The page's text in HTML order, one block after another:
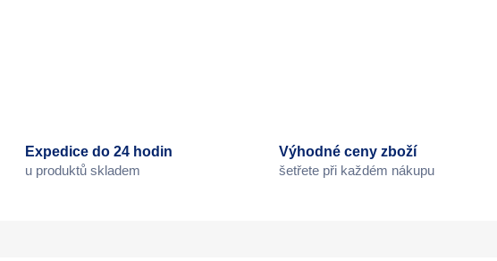
Expedice do 24 hodin
u produktů skladem
Výhodné ceny zboží
šetřete při každém nákupu